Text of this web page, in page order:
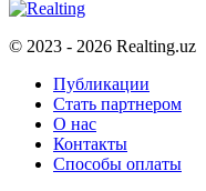
© 2023 - 2026 Realting.uz
Публикации
Стать партнером
О нас
Контакты
Способы оплаты